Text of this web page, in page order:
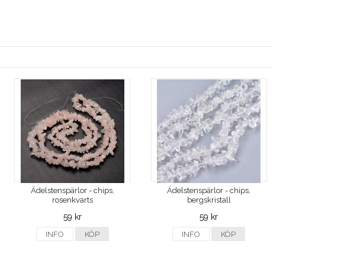
Ädelstenspärlor - chips,
rosenkvarts
59 kr
INFO KÖP
Ädelstenspärlor - chips,
bergskristall
59 kr
INFO KÖP